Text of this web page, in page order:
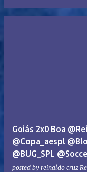
Goiás 2x0 Boa
@Copa_aespl
@BUG_SPL
posted by reinaldo cruz